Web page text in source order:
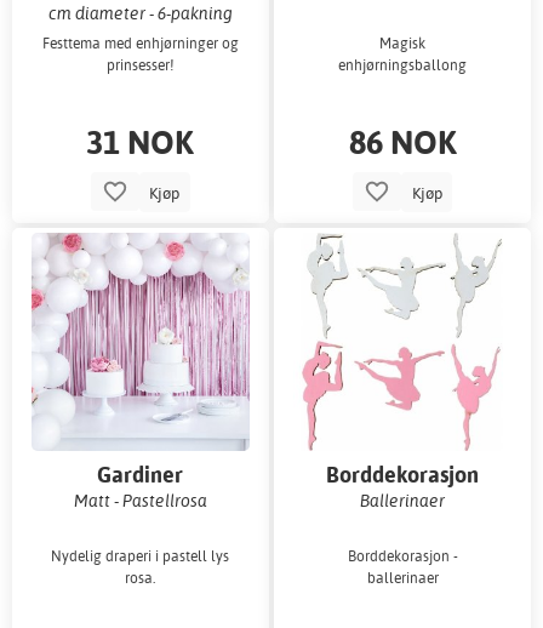
cm diameter - 6-pakning
Festtema med enhjørninger og
prinsesser!
31 NOK
Kjøp
Magisk
enhjørningsballong
86 NOK
Kjøp
Gardiner
Matt - Pastellrosa
Nydelig draperi i pastell lys
rosa.
Borddekorasjon
Ballerinaer
Borddekorasjon -
ballerinaer